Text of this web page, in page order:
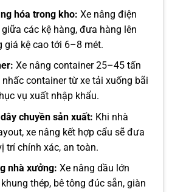
hóa trong kho: Xe nâng điện
các kệ hàng, đưa hàng lên
giá kệ cao tới 6–8 mét.
Xe nâng container 25–45 tấn
container từ xe tải xuống bãi
vụ xuất nhập khẩu.
chuyền sản xuất: Khi nhà
xe nâng kết hợp cẩu sẽ đưa
trí chính xác, an toàn.
nhà xưởng: Xe nâng dầu lớn
thép, bê tông đúc sẵn, giàn